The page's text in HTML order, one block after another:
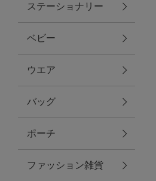
ファブリック
グリーン
バス＆ビューティー
バス＆ビューティー
ステーショナリー
ベビー
ウエア
バッグ
ポーチ
ファッション雑貨